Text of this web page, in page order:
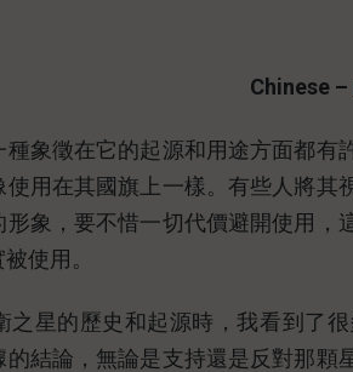
Chinese –
種象徵在它的起源和用途方面都
用在其國旗上一樣。有些人將
形象，要不惜一切代價避開使用
使用。
之星的歷史和起源時，我看到了
結論，無論是支持還是反對那